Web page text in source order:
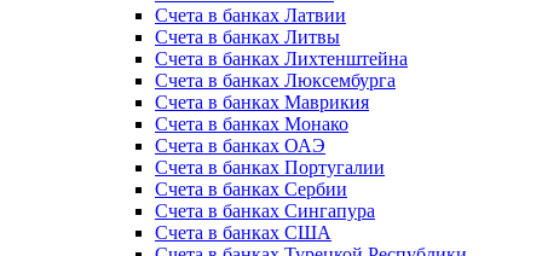
Счета в банках Латвии
Счета в банках Литвы
Счета в банках Лихтенштейна
Счета в банках Люксембурга
Счета в банках Маврикия
Счета в банках Монако
Счета в банках ОАЭ
Счета в банках Португалии
Счета в банках Сербии
Счета в банках Сингапура
Счета в банках США